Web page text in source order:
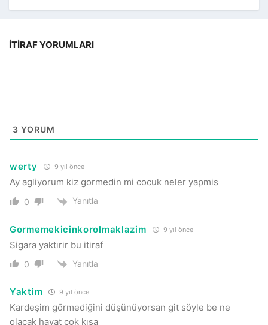
İTIRAF YORUMLARI
3 YORUM
werty 9 yıl önce
Ay agliyorum kiz gormedin mi cocuk neler yapmis
0 Yanıtla
Gormemekicinkorolmaklazim 9 yıl önce
Sigara yaktırir bu itiraf
0 Yanıtla
Yaktim 9 yıl önce
Kardeşim görmediğini düşünüyorsan git söyle be ne
olacak hayat çok kısa